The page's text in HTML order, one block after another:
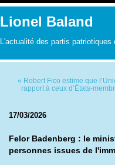
Lionel Baland
L'actualité des partis patriotiques
« Robert Fico estime que
rapport à ceux d’États-
17/03/2026
Felor Badenberg : le
personnes issues de